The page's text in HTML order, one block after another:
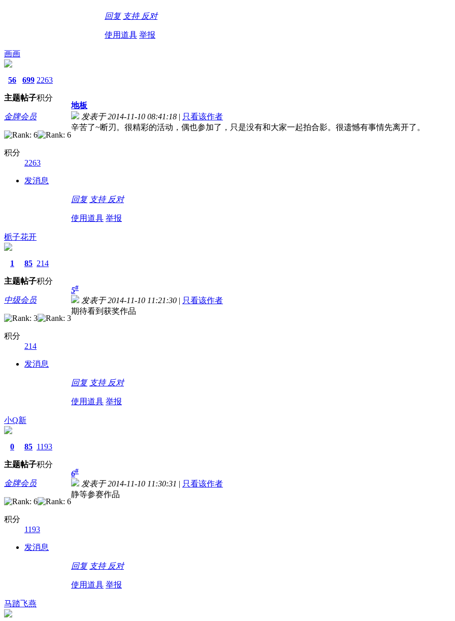
回复 支持 反对
使用道具 举报
画画
56
主题
699
帖子
2263
积分
金牌会员
积分
2263
发消息
地板
发表于 2014-11-10 08:41:18 | 只看该作者
辛苦了~断刃。很精彩的活动，偶也参加了，只是没有和大家一起拍合影。很遗憾有事情先离开了。
回复 支持 反对
使用道具 举报
栀子花开
1
主题
85
帖子
214
积分
中级会员
积分
214
发消息
5#
发表于 2014-11-10 11:21:30 | 只看该作者
期待看到获奖作品
回复 支持 反对
使用道具 举报
小Q新
0
主题
85
帖子
1193
积分
金牌会员
积分
1193
发消息
6#
发表于 2014-11-10 11:30:31 | 只看该作者
静等参赛作品
回复 支持 反对
使用道具 举报
马踏飞燕